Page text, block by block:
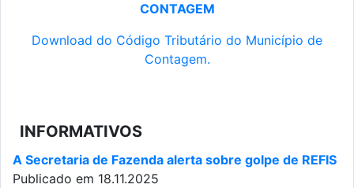
CONTAGEM
Download do Código Tributário do Município de
Contagem.
INFORMATIVOS
A Secretaria de Fazenda alerta sobre golpe de REFIS
Publicado em 18.11.2025